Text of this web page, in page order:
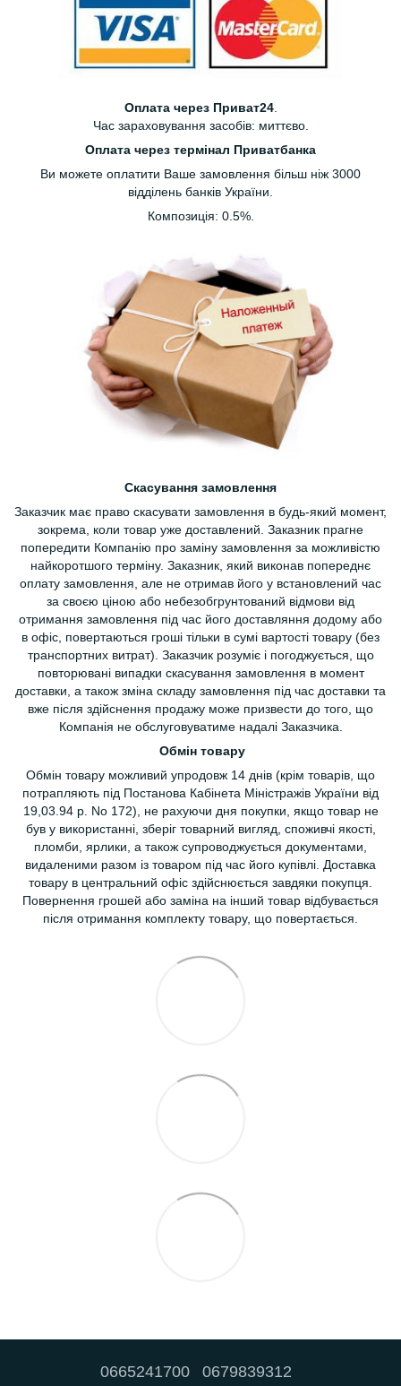
Оплата через Приват24.
Час зараховування засобів: миттєво.
Оплата через термінал Приватбанка
Ви можете оплатити Ваше замовлення більш ніж 3000
відділень банків України.
Композиція: 0.5%.
Скасування замовлення
Заказчик має право скасувати замовлення в будь-який момент,
зокрема, коли товар уже доставлений. Заказник прагне
попередити Компанію про заміну замовлення за можливістю
найкоротшого терміну. Заказник, який виконав попереднє
оплату замовлення, але не отримав його у встановлений час
за своєю ціною або небезобгрунтований відмови від
отримання замовлення під час його доставляння додому або
в офіс, повертаються гроші тільки в сумі вартості товару (без
транспортних витрат). Заказчик розуміє і погоджується, що
повторювані випадки скасування замовлення в момент
доставки, а також зміна складу замовлення під час доставки та
вже після здійснення продажу може призвести до того, що
Компанія не обслуговуватиме надалі Заказчика.
Обмін товару
Обмін товару можливий упродовж 14 днів (крім товарів, що
потрапляють під Постанова Кабінета Міністражів України від
19,03.94 р. No 172), не рахуючи дня покупки, якщо товар не
був у використанні, зберіг товарний вигляд, споживчі якості,
пломби, ярлики, а також супроводжується документами,
видаленими разом із товаром під час його купівлі. Доставка
товару в центральний офіс здійснюється завдяки покупця.
Повернення грошей або заміна на інший товар відбувається
після отримання комплекту товару, що повертається.
0665241700 0679839312